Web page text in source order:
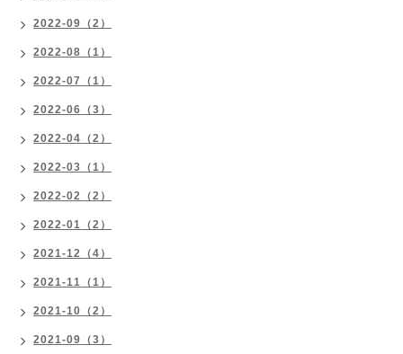
2022-09（2）
2022-08（1）
2022-07（1）
2022-06（3）
2022-04（2）
2022-03（1）
2022-02（2）
2022-01（2）
2021-12（4）
2021-11（1）
2021-10（2）
2021-09（3）